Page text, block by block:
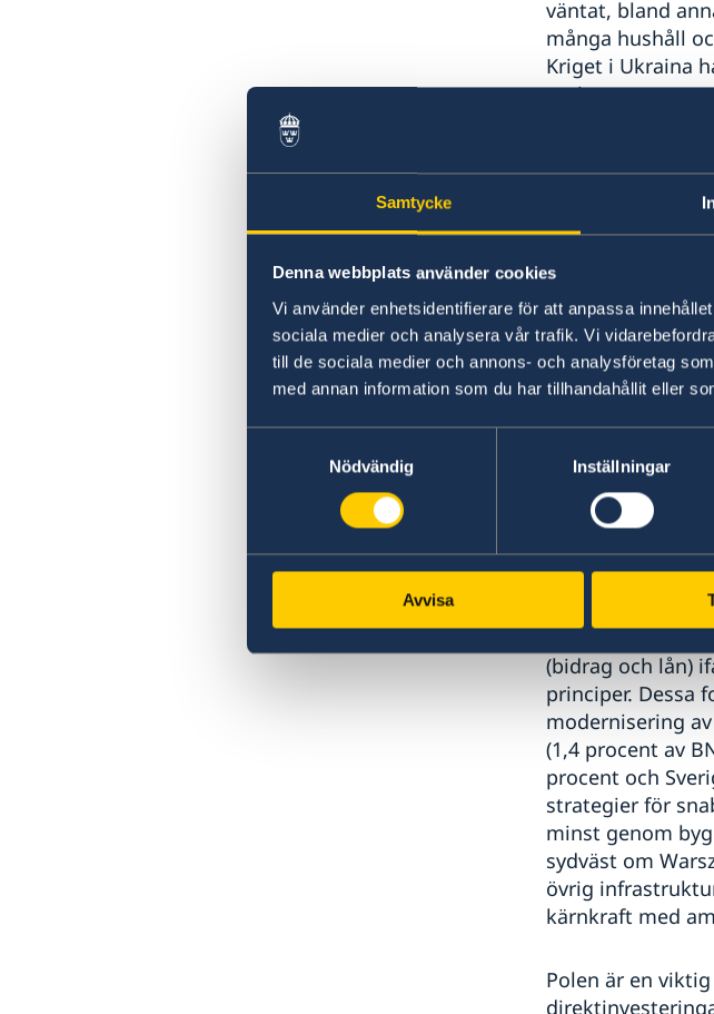
Samtycke
Denna webbplats använder cookies
Vi använder enhetsidentifierare för att anpassa
sociala medier och analysera vår trafik. Vi
till de sociala medier och annons- och analysföretag
med annan information som du har tillhandahållit eller
Nödvändig
Inställningar
Avvisa
väntat, bland
många hushåll
Kriget i Ukraina
tagit emot ett
och hälsovård
en ökad
företag sedan
och livsmedel
emellertid
småföretagare
och som den
försvars- och
ekonomer till 6
Grunden för
stor privat sektor
inhemska
dominerar
Den polska
konsumtion,
det driver
euro ur
(bidrag och lån)
principer. Dessa
modernisering
(1,4 procent av
procent och
strategier för
minst genom
sydväst om
övrig
kärnkraft med
Polen är en